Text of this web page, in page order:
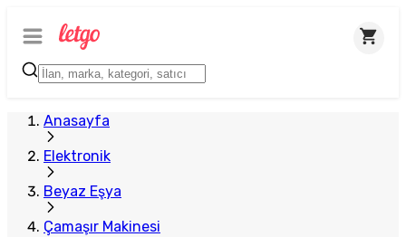
Anasayfa
Elektronik
Beyaz Eşya
Çamaşır Makinesi
Plus Satıcı